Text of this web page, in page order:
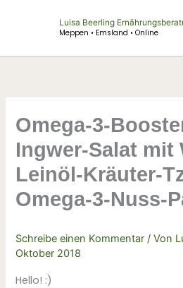
Luisa Beerling
Meppen • Emsland • Online
Omega-3-
Ingwer-Salat mit
Leinöl-Kräuter-
Omega-3-Nuss-
Schreibe einen Kommentar / Von
Oktober 2018
Hello! :)